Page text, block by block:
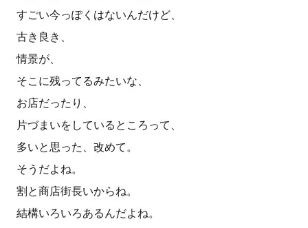
すごい今っぽくはないんだけど、
古き良き、
情景が、
そこに残ってるみたいな、
お店だったり、
片づまいをしているところって、
多いと思った、改めて。
そうだよね。
割と商店街長いからね。
結構いろいろあるんだよね。